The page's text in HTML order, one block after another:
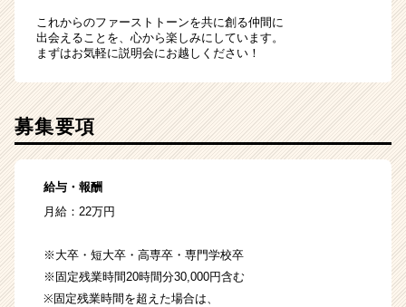
これからのファーストトーンを共に創る仲間に
出会えることを、心から楽しみにしています。
まずはお気軽に説明会にお越しください！
募集要項
給与・報酬
⽉給：22万円
※大卒・短大卒・高専卒・専門学校卒
※固定残業時間20時間分30,000円含む
※固定残業時間を超えた場合は、